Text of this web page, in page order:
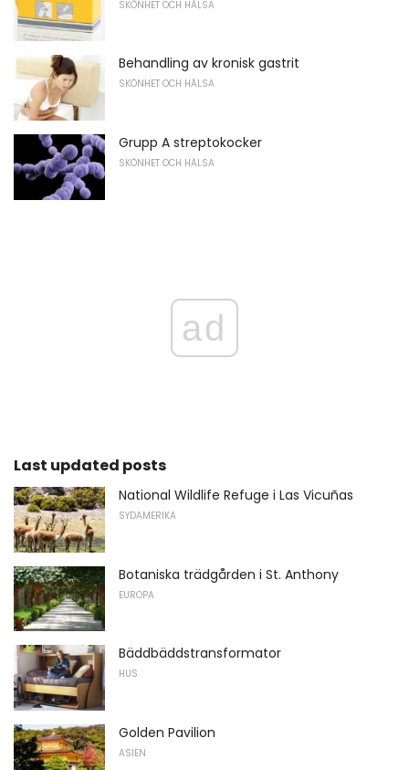
SKÖNHET OCH HÄLSA
Behandling av kronisk gastrit
SKÖNHET OCH HÄLSA
Grupp A streptokocker
SKÖNHET OCH HÄLSA
ad
Last updated posts
National Wildlife Refuge i Las Vicuñas
SYDAMERIKA
Botaniska trädgården i St. Anthony
EUROPA
Bäddbäddstransformator
HUS
Golden Pavilion
ASIEN